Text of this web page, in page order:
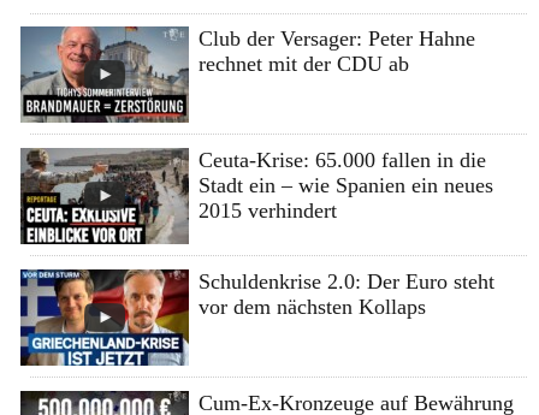
Club der Versager: Peter Hahne
rechnet mit der CDU ab
Ceuta-Krise: 65.000 fallen in die
Stadt ein – wie Spanien ein neues
2015 verhindert
Schuldenkrise 2.0: Der Euro steht
vor dem nächsten Kollaps
Cum-Ex-Kronzeuge auf Bewährung